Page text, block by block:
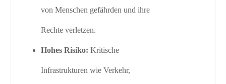
von Menschen gefährden und ihre
Rechte verletzen.
Hohes Risiko: Kritische
Infrastrukturen wie Verkehr,